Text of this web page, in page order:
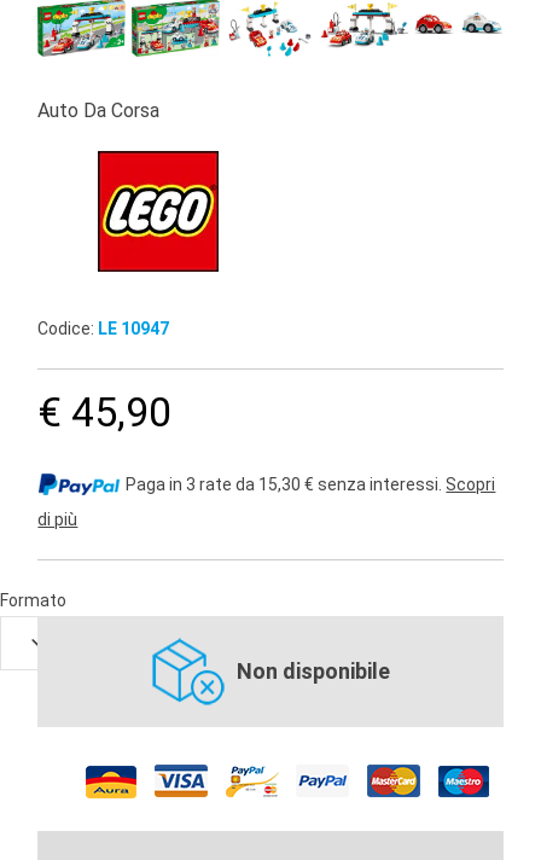
BORSETTE
Auto Da Corsa
Codice: LE 10947
€ 45,90
Paga in 3 rate da 15,30 € senza interessi.Scopri
di più
Formato
Non disponibile